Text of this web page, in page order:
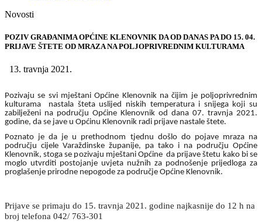
Novosti
POZIV GRAĐANIMA OPĆINE KLENOVNIK DA OD DANAS PA DO 15. 04.
PRIJAVE ŠTETE OD MRAZA NA POLJOPRIVREDNIM KULTURAMA
13. travnja 2021.
Pozivaju se svi mještani Općine Klenovnik na čijim je poljoprivrednim
kulturama nastala šteta uslijed niskih temperatura i snijega koji su
zabilježeni na području Općine Klenovnik od dana 07. travnja 2021.
godine, da se jave u Općinu Klenovnik radi prijave nastale štete.
Poznato je da je u prethodnom tjednu došlo do pojave mraza na
području cijele Varaždinske županije, pa tako i na području Općine
Klenovnik, stoga se pozivaju mještani Općine da prijave štetu kako bi se
moglo utvrditi postojanje uvjeta nužnih za podnošenje prijedloga za
proglašenje prirodne nepogode za područje Općine Klenovnik.
Prijave se primaju do 15. travnja 2021. godine najkasnije do 12 h na
broj telefona 042/ 763-301